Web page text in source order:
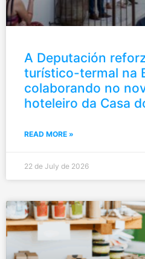
A Deputación
turístico-termal na
colaborando no
hoteleiro da Casa
READ MORE »
22 de July de 2026